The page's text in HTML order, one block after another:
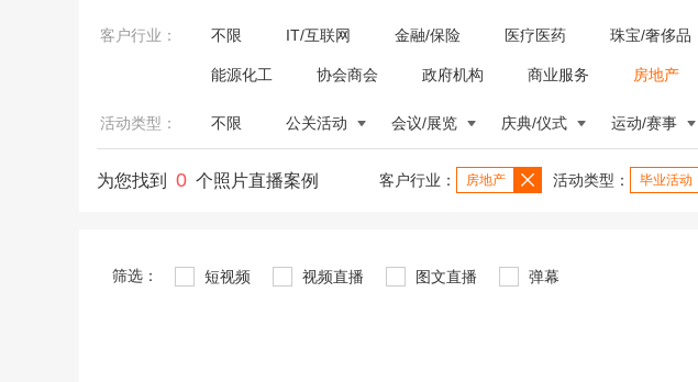
客户行业： 不限 IT/互联网 金融/保险 医疗医药 珠宝/奢侈品
能源化工 协会商会 政府机构 商业服务 房地产
活动类型： 不限 公关活动 会议/展览 庆典/仪式 运动/赛事
为您找到 0 个照片直播案例 客户行业： 房地产 活动类型： 毕业活动
筛选： 短视频 视频直播 图文直播 弹幕